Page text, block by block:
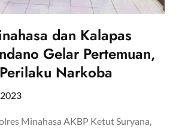
dan Kalapas
Gelar Pertemuan,
Narkoba
Minahasa AKBP Ketut Suryana,